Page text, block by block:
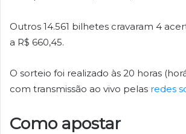
Outros 14.561 bilhetes cravaram 4
a R$ 660,45.
O sorteio foi realizado às 20 horas
com transmissão ao vivo pelas redes
Como apostar